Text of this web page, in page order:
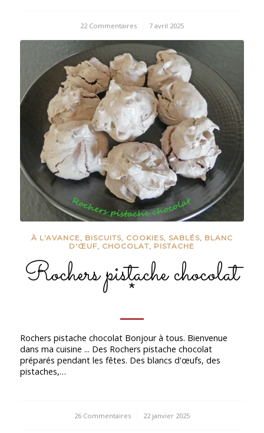
22 Commentaires
/ 7 avril 2025
À L'AVANCE, BISCUITS, COOKIES, SABLÉS, BLANC
D'ŒUF, CHOCOLAT, PISTACHE
Rochers pistache chocolat
*
Rochers pistache chocolat Bonjour à tous. Bienvenue
dans ma cuisine ... Des Rochers pistache chocolat
préparés pendant les fêtes. Des blancs d'œufs, des
pistaches,…
26 Commentaires
/ 22 janvier 2025